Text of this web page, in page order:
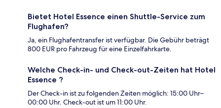
Bietet Hotel Essence einen Shuttle-Service zum
Flughafen?
Ja, ein Flughafentransfer ist verfügbar. Die Gebühr beträgt
800 EUR pro Fahrzeug für eine Einzelfahrkarte.
Welche Check-in- und Check-out-Zeiten hat Hotel
Essence ?
Der Check-in ist zu folgenden Zeiten möglich: 15:00 Uhr–
00:00 Uhr. Check-out ist um 11:00 Uhr.